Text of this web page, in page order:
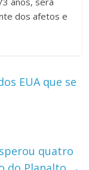
dos afetos e
EUA que se
quatro